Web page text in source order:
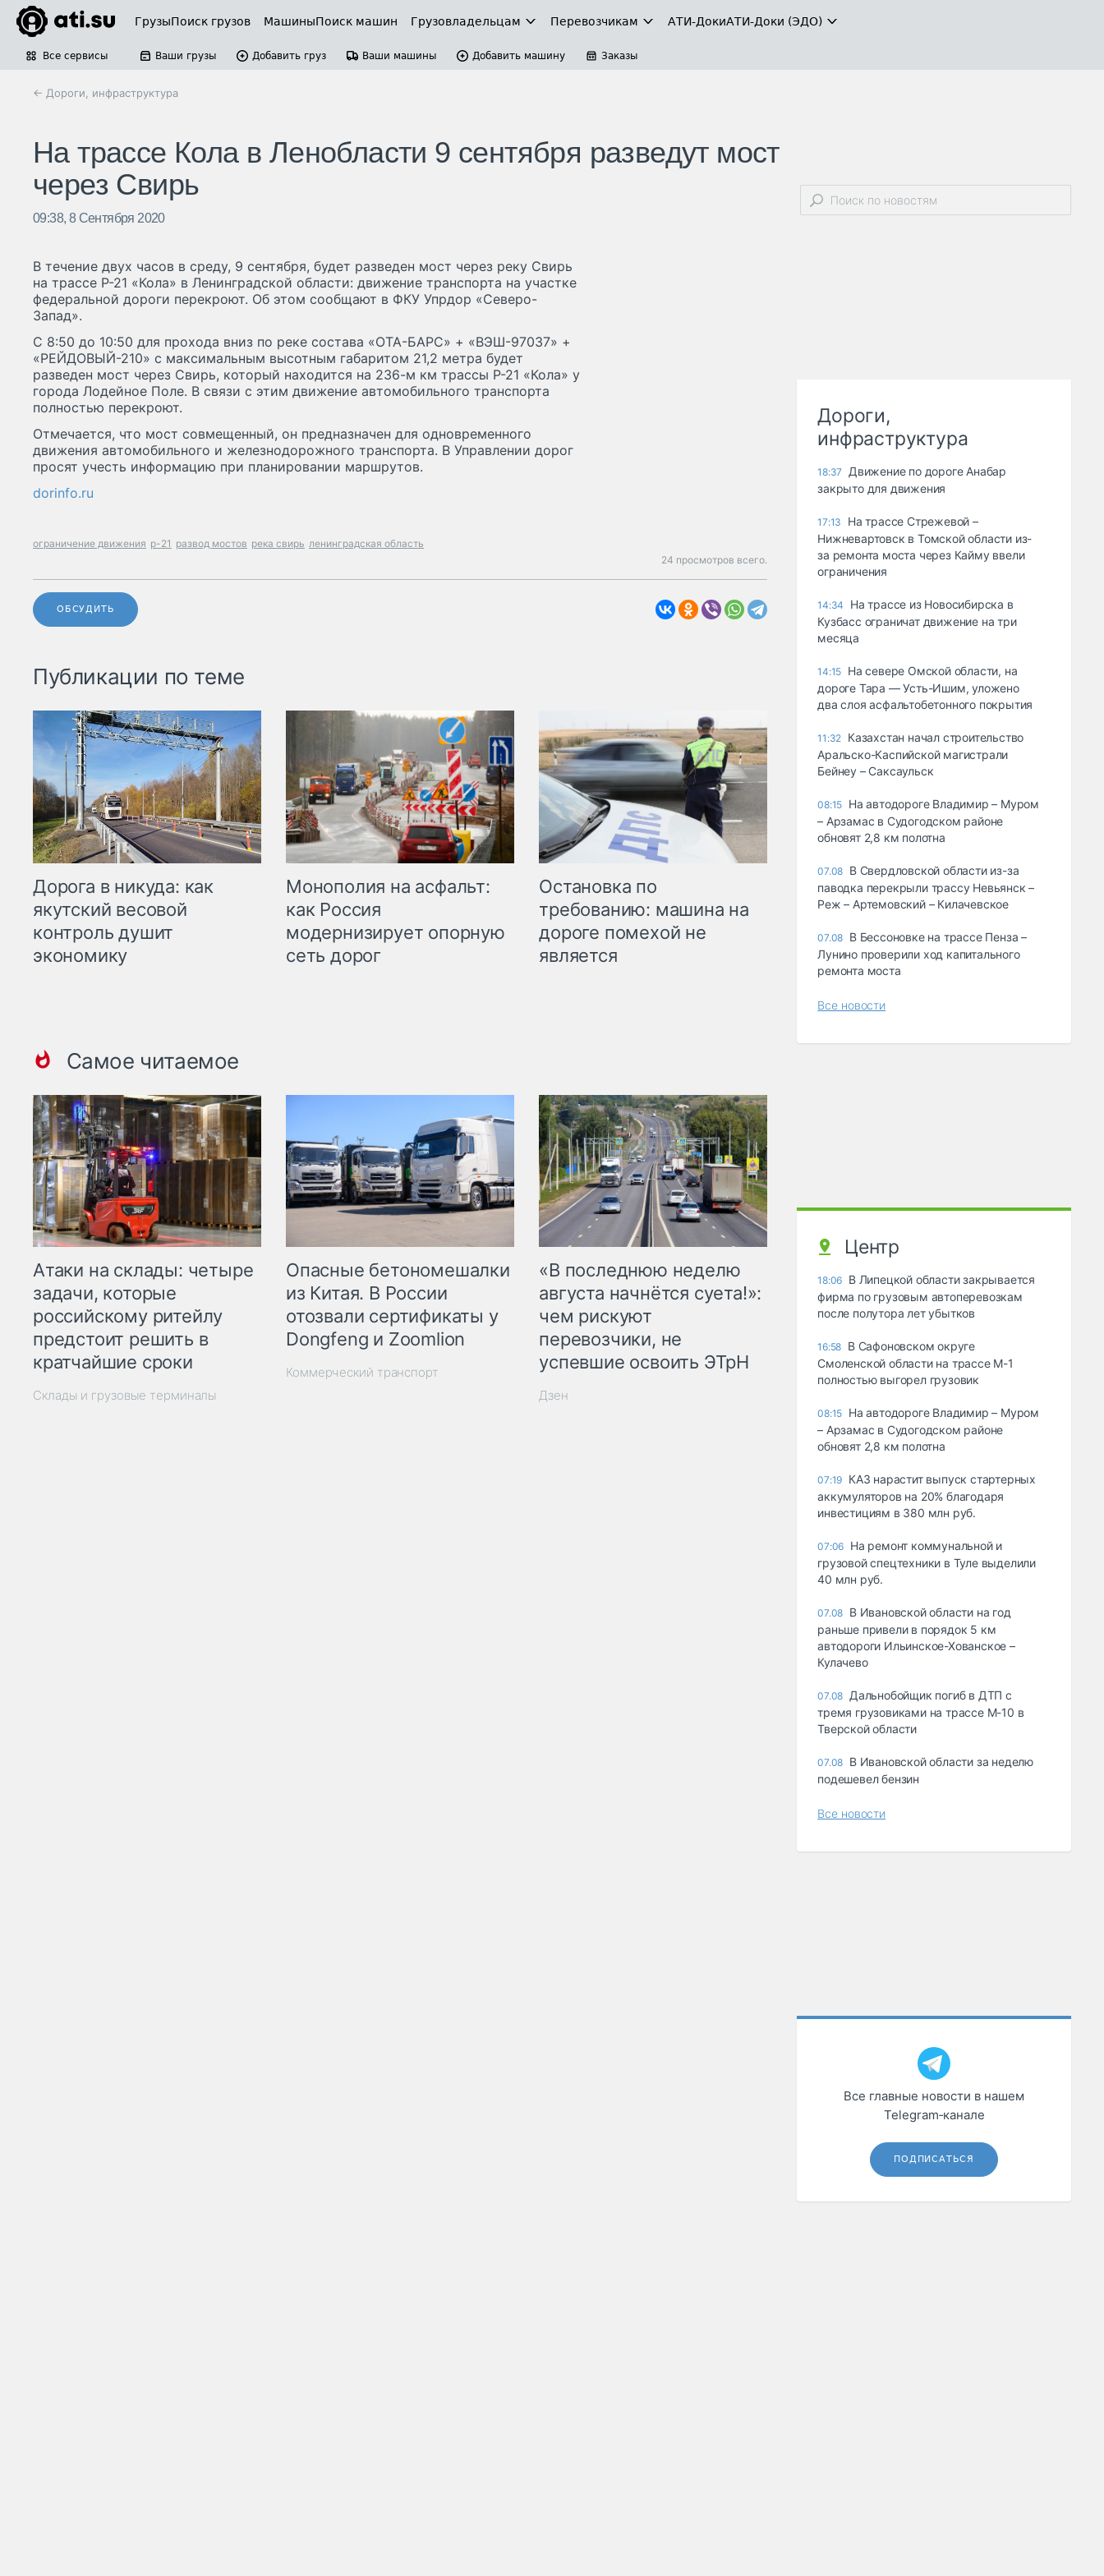
ГрузыПоиск грузов МашиныПоиск машин Грузовладельцам Перевозчикам АТИ-ДокиАТИ-Доки (ЭДО)
Все сервисы Ваши грузы Добавить груз Ваши машины Добавить машину Заказы
← Дороги, инфраструктура
На трассе Кола в Ленобласти 9 сентября разведут мост
через Свирь
09:38, 8 Сентября 2020
В течение двух часов в среду, 9 сентября, будет разведен мост через реку Свирь
на трассе Р-21 «Кола» в Ленинградской области: движение транспорта на участке
федеральной дороги перекроют. Об этом сообщают в ФКУ Упрдор «Северо-
Запад».
С 8:50 до 10:50 для прохода вниз по реке состава «ОТА-БАРС» + «ВЭШ-97037» +
«РЕЙДОВЫЙ-210» с максимальным высотным габаритом 21,2 метра будет
разведен мост через Свирь, который находится на 236-м км трассы Р-21 «Кола» у
города Лодейное Поле. В связи с этим движение автомобильного транспорта
полностью перекроют.
Отмечается, что мост совмещенный, он предназначен для одновременного
движения автомобильного и железнодорожного транспорта. В Управлении дорог
просят учесть информацию при планировании маршрутов.
dorinfo.ru
ограничение движения р-21 развод мостов река свирь ленинградская область
24 просмотров всего.
ОБСУДИТЬ
Публикации по теме
Дорога в никуда: как
якутский весовой
контроль душит
экономику
Монополия на асфальт:
как Россия
модернизирует опорную
сеть дорог
Остановка по
требованию: машина на
дороге помехой не
является
Самое читаемое
Атаки на склады: четыре
задачи, которые
российскому ритейлу
предстоит решить в
кратчайшие сроки
Склады и грузовые терминалы
Опасные бетономешалки
из Китая. В России
отозвали сертификаты у
Dongfeng и Zoomlion
Коммерческий транспорт
«В последнюю неделю
августа начнётся суета!»:
чем рискуют
перевозчики, не
успевшие освоить ЭТрН
Дзен
Дороги,
инфраструктура
18:37
Движение по дороге Анабар
закрыто для движения
17:13
На трассе Стрежевой –
Нижневартовск в Томской области из-
за ремонта моста через Кайму ввели
ограничения
14:34
На трассе из Новосибирска в
Кузбасс ограничат движение на три
месяца
14:15 На севере Омской области, на
дороге Тара — Усть-Ишим, уложено
два слоя асфальтобетонного покрытия
11:32 Казахстан начал строительство
Аральско-Каспийской магистрали
Бейнеу – Саксаульск
08:15 На автодороге Владимир – Муром
– Арзамас в Судогодском районе
обновят 2,8 км полотна
07.08 В Свердловской области из-за
паводка перекрыли трассу Невьянск –
Реж – Артемовский – Килачевское
07.08 В Бессоновке на трассе Пенза –
Лунино проверили ход капитального
ремонта моста
Все новости
Центр
18:06 В Липецкой области закрывается
фирма по грузовым автоперевозкам
после полутора лет убытков
16:58 В Сафоновском округе
Смоленской области на трассе М-1
полностью выгорел грузовик
08:15 На автодороге Владимир – Муром
– Арзамас в Судогодском районе
обновят 2,8 км полотна
07:19 КАЗ нарастит выпуск стартерных
аккумуляторов на 20% благодаря
инвестициям в 380 млн руб.
07:06 На ремонт коммунальной и
грузовой спецтехники в Туле выделили
40 млн руб.
07.08 В Ивановской области на год
раньше привели в порядок 5 км
автодороги Ильинское-Хованское –
Кулачево
07.08 Дальнобойщик погиб в ДТП с
тремя грузовиками на трассе М-10 в
Тверской области
07.08 В Ивановской области за неделю
подешевел бензин
Все новости
Все главные новости в нашем
Telegram‑канале
ПОДПИСАТЬСЯ